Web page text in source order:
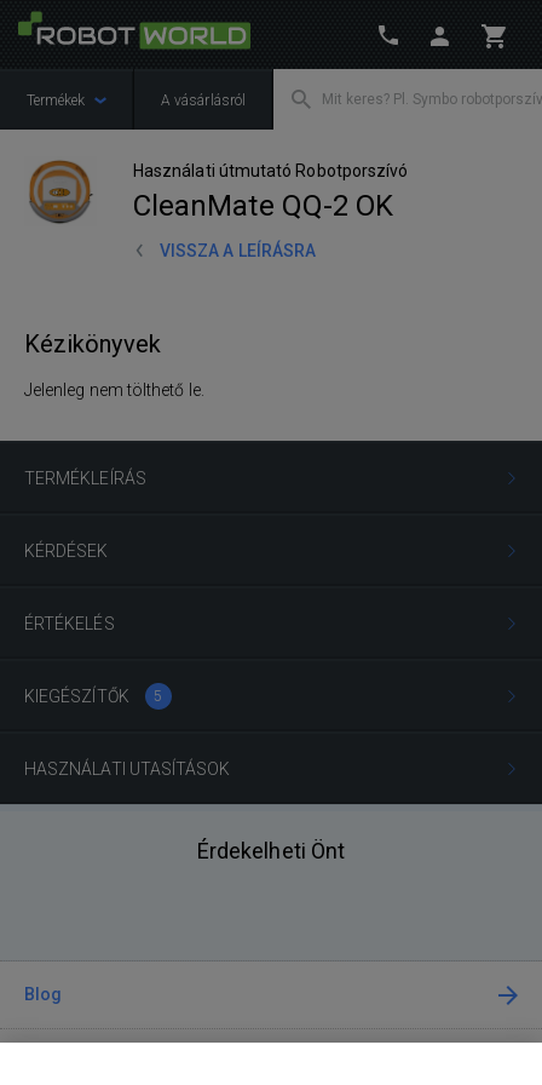
Termékek A vásárlásról
Használati útmutató Robotporszívó
CleanMate QQ-2 OK
VISSZA A LEÍRÁSRA
TERMÉKLEÍRÁS
KÉRDÉSEK
ÉRTÉKELÉS
KIEGÉSZÍTŐK 5
HASZNÁLATI UTASÍTÁSOK
Kézikönyvek
Jelenleg nem tölthető le.
Érdekelheti Önt
Blog